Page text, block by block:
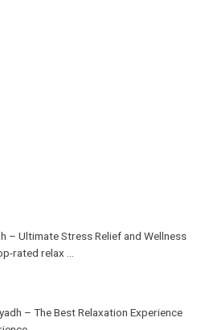
– Ultimate Stress Relief and Wellness
rated relax ...
– The Best Relaxation Experience